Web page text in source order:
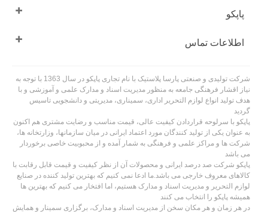
پاپکو
اطلاعات تماس
شرکت تولیدی و صنعتی پارسا پلاستیک با نام تجاری پاپکو در سال 1363 با توجه به
نیاز اقشار فرهنگی جامعه به منظور مدیریت اسناد و مدارک علمی و آموزشی و با
هدف تولید انواع لوازم التحریر اداری، سمیناری، مدیریتی و دانشجویی تاسیس
گردید
پاپکو با سرلوحه قراردادن کیفیت عالی، قیمت مناسب و رضایت مشتری هم اکنون
به عنوان یکی از تولید کنندگان مورد اعتماد ایرانی در میان سازمانها، وزارتخانه ها،
شرکت ها و مراکز علمی و فرهنگی به شمار آمده و از محبوبیت خاصی برخوردار
می باشد
پاپکو شرکت صد درصد ایرانی و محصولات آن از نظر کیفیت و قیمت قابل رقابت با
کالاهای معروف خارجی می باشد.ما ادعا نمی کنیم که بهترین تولید کننده در صنایع
لوازم التحریر و مدیریت اسناد و مدارک هستیم، اما افتخار می کنیم که بهترین ها
همیشه پاپکو را انتخاب می کنند
در هر زمان و هر مکان سخن از مدیریت اسناد و مدارک، برگزاری سمینار و همایش